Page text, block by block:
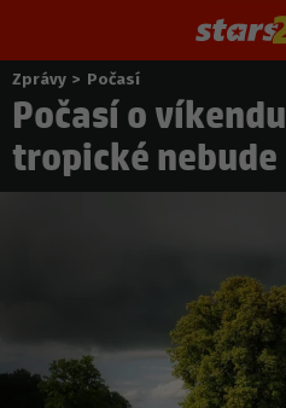
Nacházíte
se
zde:
Zprávy > Počasí
Počasí o
tropické nebude